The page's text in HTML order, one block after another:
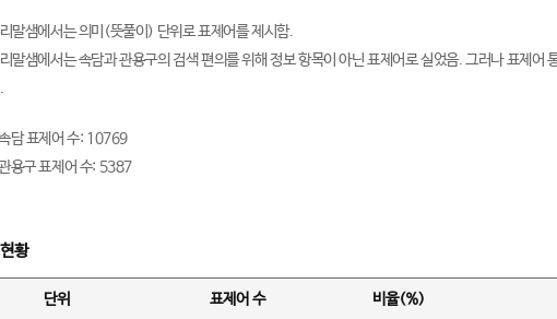
말샘에서는 의미(뜻풀이) 단위로 표제어를 제시함.
말샘에서는 속담과 관용구의 검색 편의를 위해 정보 항목이 아닌 표제어로 실었음. 그러나 표제어
담 표제어 수: 10769
용구 표제어 수: 5387
황
단위 표제어 수 비율(%)